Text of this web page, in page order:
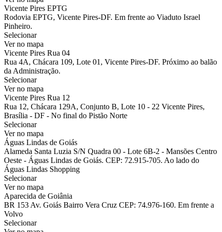
Vicente Pires EPTG
Rodovia EPTG, Vicente Pires-DF. Em frente ao Viaduto Israel
Pinheiro.
Selecionar
Ver no mapa
Vicente Pires Rua 04
Rua 4A, Chácara 109, Lote 01, Vicente Pires-DF. Próximo ao balão
da Administração.
Selecionar
Ver no mapa
Vicente Pires Rua 12
Rua 12, Chácara 129A, Conjunto B, Lote 10 - 22 Vicente Pires,
Brasília - DF - No final do Pistão Norte
Selecionar
Ver no mapa
Águas Lindas de Goiás
Alameda Santa Luzia S/N Quadra 00 - Lote 6B-2 - Mansões Centro
Oeste - Águas Lindas de Goiás. CEP: 72.915-705. Ao lado do
Águas Lindas Shopping
Selecionar
Ver no mapa
Aparecida de Goiânia
BR 153 Av. Goiás Bairro Vera Cruz CEP: 74.976-160. Em frente a
Volvo
Selecionar